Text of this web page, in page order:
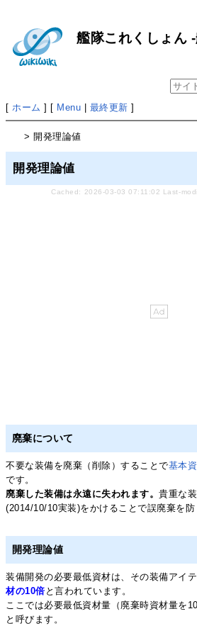
艦隊これくしょん
[ホーム ] [ Menu 最終更新 ]
> 開発理論値
開発理論値
Cached: 2026-03-03 07:11:02 Last-
廃棄について
不要な装備を廃棄（削除）することで基本
です。
廃棄した装備は永遠に失われます。貴重な
(2014/10/10実装)をかけることで誤廃棄を防
開発理論値
装備開発の必要最低資材は、その装備アイ
材の10倍 と言われています。
ここでは必要最低資材量（廃棄時資材量を
と呼びます。